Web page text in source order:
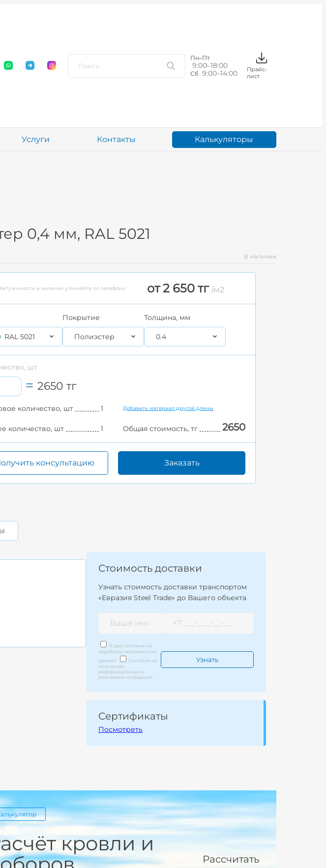
Пн–Пт
9:00–18:00
Сб 9:00–14:00
Прайс-
лист
Услуги Контакты Калькуляторы
0,4 мм, RAL 5021
В наличии
Актуальность и наличие уточняйте по телефону от 2 650 тг /м2
RAL 5021
Покрытие
Полиэстер
Толщина, мм
0.4
шт
2650 тг
количество, шт 1 Добавить материал другой длины
количество, шт 1 Общая стоимость, тг 2650
консультацию Заказать
Стоимость доставки
Узнать стоимость доставки транспортом
«Евразия Steel Trade» до Вашего объекта
Я даю согласие на
обработку персональных
данных*
Согласие на
получение
информационных и
рекламных сообщений
Сертификаты
Посмотреть
кровли и
Рассчитать